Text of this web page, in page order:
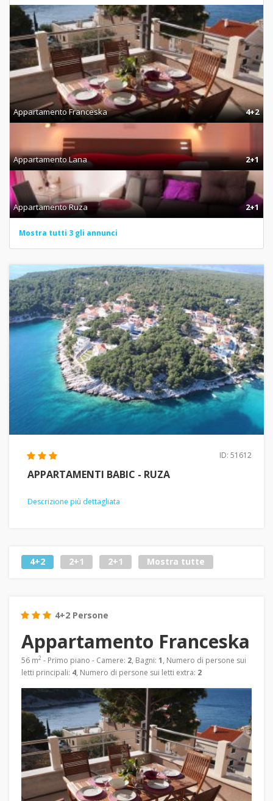
Appartamento Franceska 4+2
Appartamento Lana 2+1
Appartamento Ruza 2+1
Mostra tutti 3 gli annunci
ID: 51612
APPARTAMENTI BABIC - RUZA
Descrizione più dettagliata
4+2 2+1 2+1 Mostra tutte
4+2 Persone
Appartamento Franceska
56 m2 - Primo piano - Camere: 2, Bagni: 1, Numero di persone sui
letti principali: 4, Numero di persone sui letti extra: 2